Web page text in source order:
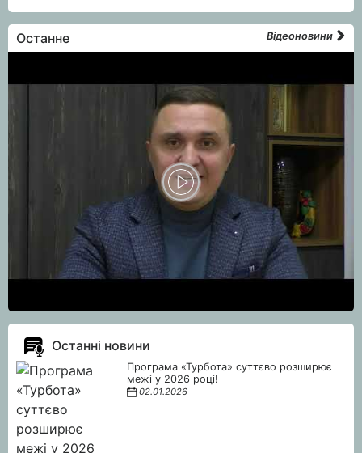
Останне Відеоновини
Останні новини
Програма «Турбота» суттєво розширює
межі у 2026 році!
02.01.2026